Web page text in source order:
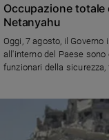
Occupazione totale
Netanyahu
Oggi, 7 agosto, il
all'interno del Paese
funzionari della